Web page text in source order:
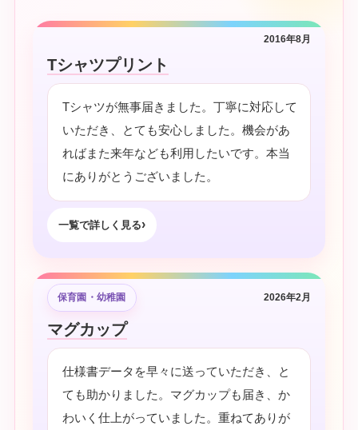
2016年8月
Tシャツプリント
Tシャツが無事届きました。丁寧に対応して
いただき、とても安心しました。機会があ
ればまた来年なども利用したいです。本当
にありがとうございました。
一覧で詳しく見る
保育園・幼稚園 2026年2月
マグカップ
仕様書データを早々に送っていただき、と
ても助かりました。マグカップも届き、か
わいく仕上がっていました。重ねてありが